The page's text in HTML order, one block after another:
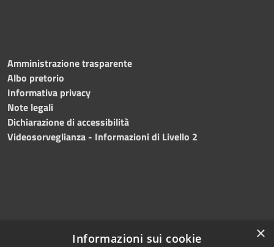
Amministrazione trasparente
Albo pretorio
Informativa privacy
Note legali
Dichiarazione di accessibilità
Videosorveglianza - Informazioni di Livello 2
×
Informazioni sui cookie